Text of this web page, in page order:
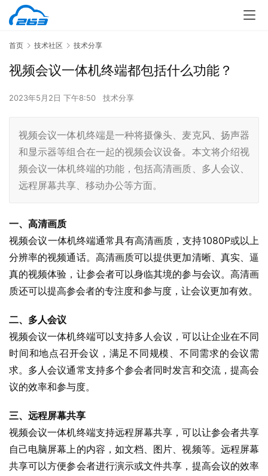
首页 技术社区 技术分享
视频会议一体机终端都包括什么功能？
2023年5月2日 下午8:50 技术分享
视频会议一体机终端是一种将摄像头、麦克风、扬声器
和显示器等组合在一起的视频会议设备。本文将介绍视
频会议一体机终端的功能，包括高清画质、多人会议、
远程屏幕共享、移动办公等方面。
一、高清画质
视频会议一体机终端通常具有高清画质，支持1080P或以上
分辨率的视频通话。高清画质可以提供更加清晰、真实、逼
真的视频体验，让参会者可以身临其境的参与会议。高清画
质还可以提高参会者的专注度和参与度，让会议更加有效。
二、多人会议
视频会议一体机终端可以支持多人会议，可以让企业在不同
时间和地点召开会议，满足不同规模、不同需求的会议需
求。多人会议通常支持多个参会者同时发言和交流，提高会
议的效率和参与度。
三、远程屏幕共享
视频会议一体机终端支持远程屏幕共享，可以让参会者共享
自己电脑屏幕上的内容，如文档、图片、视频等。远程屏幕
共享可以方便参会者进行演示或文件共享，提高会议的效率